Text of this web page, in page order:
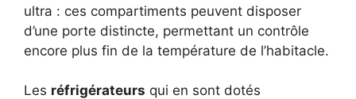
ultra : ces compartiments peuvent disposer
d’une porte distincte, permettant un contrôle
encore plus fin de la température de l’habitacle.
Les réfrigérateurs qui en sont dotés